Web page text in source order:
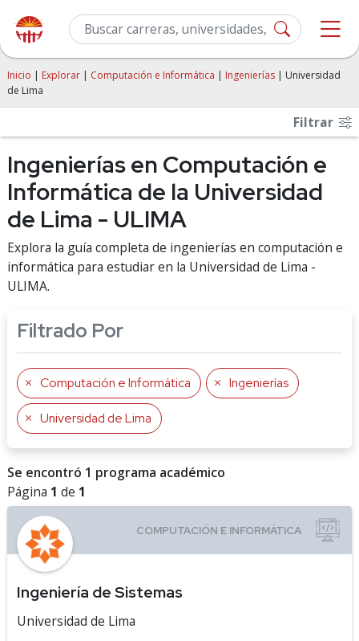
Inicio | Explorar | Computación e Informática | Ingenierías | Universidad
de Lima
Filtrar
Ingenierías en Computación e
Informática de la Universidad
de Lima - ULIMA
Explora la guía completa de ingenierías en computación e
informática para estudiar en la Universidad de Lima -
ULIMA.
Filtrado Por
Computación e Informática Ingenierías
Universidad de Lima
Se encontró 1 programa académico
Página 1 de 1
Ingeniería de Sistemas
Universidad de Lima